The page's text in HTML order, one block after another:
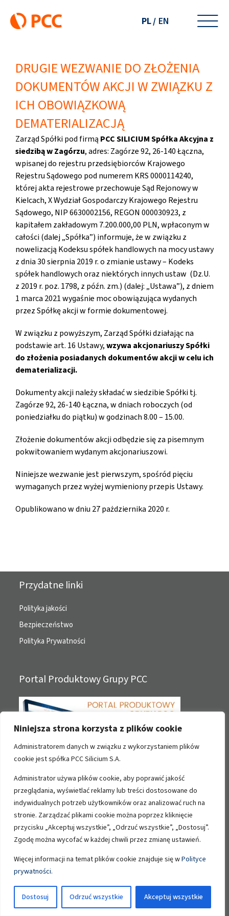
Niniejsza strona korzysta z plików cookie
Administratorem danych w związku z wykorzystaniem plików
cookie jest spółka PCC Silicium S.A.
Administrator używa plików cookie, aby poprawić jakość
przeglądania, wyświetlać reklamy lub treści dostosowane do
indywidualnych potrzeb użytkowników oraz analizować ruch na
stronie. Zarządzać plikami cookie można poprzez kliknięcie
przycisku „Akceptuj wszystkie”, „Odrzuć wszystkie”, „Dostosuj”.
Zgodę można wycofać w każdej chwili przez zmianę ustawień.
Więcej informacji na temat plików cookie znajduje się wPolityce
prywatności.
Dostosuj Odrzuć wszystkie Akceptuj wszystkie
zawartości
PL EN
DRUGIE WEZWANIE DO ZŁOŻENIA
DOKUMENTÓW AKCJI W ZWIĄZKU Z
ICH OBOWIĄZKOWĄ
DEMATERIALIZACJĄ
Zarząd Spółki pod firmą PCC SILICIUM Spółka Akcyjna z
siedzibą w Zagórzu, adres: Zagórze 92, 26-140 Łączna,
wpisanej do rejestru przedsiębiorców Krajowego
Rejestru Sądowego pod numerem KRS 0000114240,
której akta rejestrowe przechowuje Sąd Rejonowy w
Kielcach, X Wydział Gospodarczy Krajowego Rejestru
Sądowego, NIP 6630002156, REGON 000030923, z
kapitałem zakładowym 7.200.000,00 PLN, wpłaconym w
całości (dalej „Spółka”) informuje, że w związku z
nowelizacją Kodeksu spółek handlowych na mocy ustawy
z dnia 30 sierpnia 2019 r. o zmianie ustawy – Kodeks
spółek handlowych oraz niektórych innych ustaw (Dz.U.
z 2019 r. poz. 1798, z późn. zm.) (dalej: „Ustawa”), z dniem
1 marca 2021 wygaśnie moc obowiązująca wydanych
przez Spółkę akcji w formie dokumentowej.
W związku z powyższym, Zarząd Spółki działając na
podstawie art. 16 Ustawy,wzywa akcjonariuszy Spółki
do złożenia posiadanych dokumentów akcji w celu ich
dematerializacji.
Dokumenty akcji należy składać w siedzibie Spółki tj.
Zagórze 92, 26-140 Łączna, w dniach roboczych (od
poniedziałku do piątku) w godzinach 8.00 – 15.00.
Złożenie dokumentów akcji odbędzie się za pisemnym
pokwitowaniem wydanym akcjonariuszowi.
Niniejsze wezwanie jest pierwszym, spośród pięciu
wymaganych przez wyżej wymieniony przepis Ustawy.
Opublikowano w dniu 27 pażdziernika 2020 r.
Przydatne linki
Polityka jakości
Bezpieczeństwo
Polityka Prywatności
Portal Produktowy Grupy PCC
Kontakt
PCC Silicium Spółka Akcyjna
Zagórze 92
Copyright PCC Silicium SA 2026